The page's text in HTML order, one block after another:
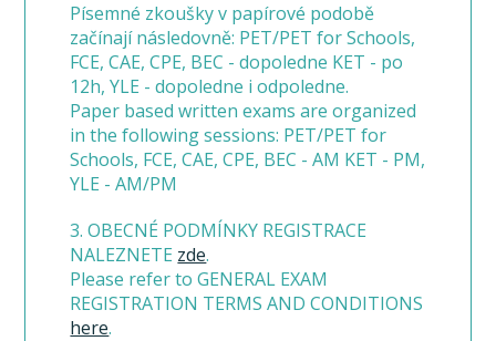
Písemné zkoušky v papírové podobě
začínají následovně: PET/PET for Schools,
FCE, CAE, CPE, BEC - dopoledne KET - po
12h, YLE - dopoledne i odpoledne.
Paper based written exams are organized
in the following sessions: PET/PET for
Schools, FCE, CAE, CPE, BEC - AM KET - PM,
YLE - AM/PM
3. OBECNÉ PODMÍNKY REGISTRACE
NALEZNETE zde.
Please refer to GENERAL EXAM
REGISTRATION TERMS AND CONDITIONS
here.